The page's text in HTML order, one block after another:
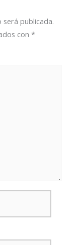
publicada.
con*